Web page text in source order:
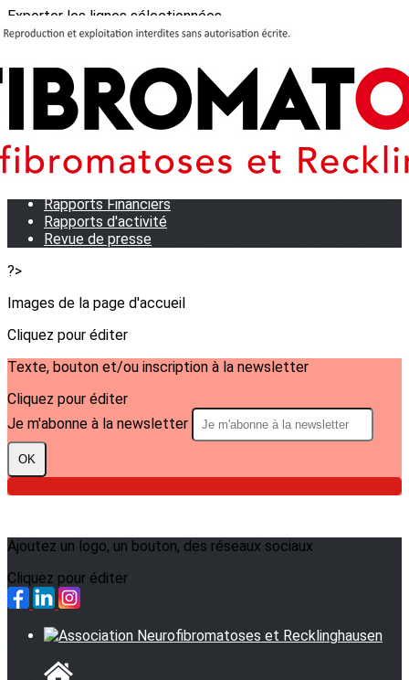
Exporter les lignes sélectionnées
Exporter toutes les colonnes
Qui sommes-nous?
Notre équipe
Rapports Financiers
Rapports d'activité
Revue de presse
?>
Images de la page d'accueil
Cliquez pour éditer
Texte, bouton et/ou inscription à la newsletter
Cliquez pour éditer
Je m'abonne à la newsletter
OK
Ajoutez un logo, un bouton, des réseaux sociaux
Cliquez pour éditer